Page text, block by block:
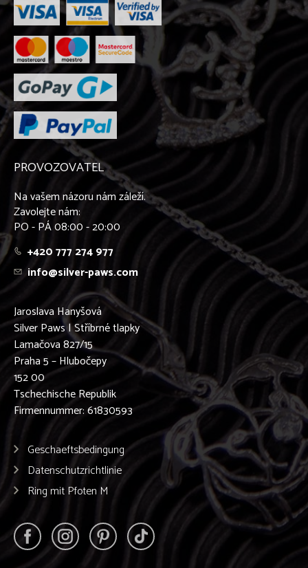
PROVOZOVATEL
Na vašem názoru nám záleží.
Zavolejte nám:
PO - PÁ 08:00 - 20:00
+420 777 274 977
info@silver-paws.com
Jaroslava Hanyšová
Silver Paws | Stříbrné tlapky
Lamačova 827/15
Praha 5 – Hlubočepy
152 00
Tschechische Republik
Firmennummer: 61830593
Geschaeftsbedingung
Datenschutzrichtlinie
Ring mit Pfoten M